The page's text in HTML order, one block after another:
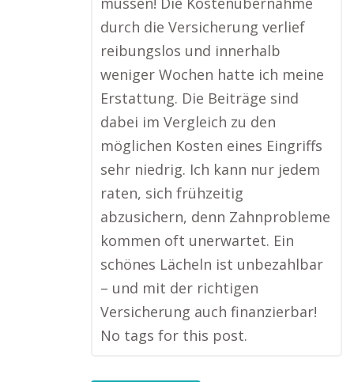
durch die Versicherung verlief
reibungslos und innerhalb
weniger Wochen hatte ich meine
Erstattung. Die Beiträge sind
dabei im Vergleich zu den
möglichen Kosten eines Eingriffs
sehr niedrig. Ich kann nur jedem
raten, sich frühzeitig
abzusichern, denn Zahnprobleme
kommen oft unerwartet. Ein
schönes Lächeln ist unbezahlbar
– und mit der richtigen
Versicherung auch finanzierbar!
No tags for this post.